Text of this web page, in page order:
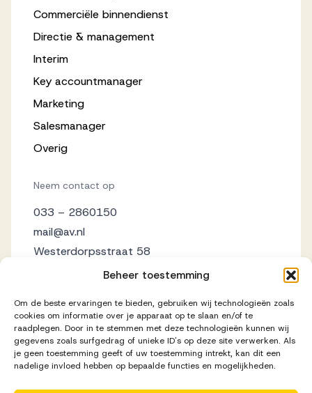
Beheer toestemming
Om de beste ervaringen te bieden, gebruiken wij technologieën zoals
cookies om informatie over je apparaat op te slaan en/of te
raadplegen. Door in te stemmen met deze technologieën kunnen wij
gegevens zoals surfgedrag of unieke ID's op deze site verwerken. Als
je geen toestemming geeft of uw toestemming intrekt, kan dit een
nadelige invloed hebben op bepaalde functies en mogelijkheden.
Commerciële binnendienst
Directie & management
Interim
Key accountmanager
Marketing
Salesmanager
Overig
Neem contact op
033 – 2860150
mail@av.nl
Westerdorpsstraat 58
3871 AZ Hoevelaken